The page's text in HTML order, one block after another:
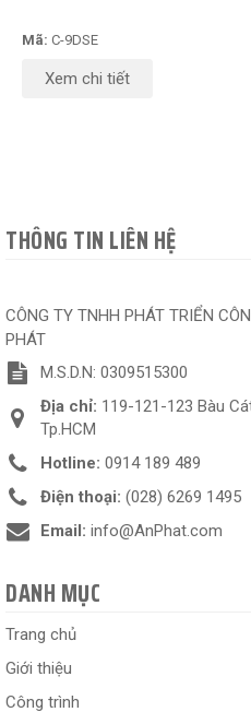
Mã: C-9DSE
Xem chi tiết
THÔNG TIN LIÊN HỆ
CÔNG TY TNHH PHÁT TRIỂN
PHÁT
M.S.D.N: 0309515300
Địa chỉ: 119-121-123 Bàu
Tp.HCM
Hotline: 0914 189 489
Điện thoại: (028) 6269 1495
Email: info@AnPhat.com
DANH MỤC
Trang chủ
Giới thiệu
Công trình